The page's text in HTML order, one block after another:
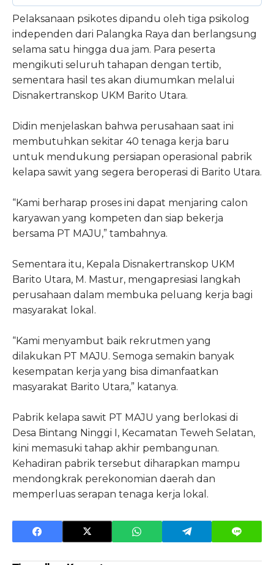
Pelaksanaan psikotes dipandu oleh tiga psikolog
independen dari Palangka Raya dan berlangsung
selama satu hingga dua jam. Para peserta
mengikuti seluruh tahapan dengan tertib,
sementara hasil tes akan diumumkan melalui
Disnakertranskop UKM Barito Utara.
Didin menjelaskan bahwa perusahaan saat ini
membutuhkan sekitar 40 tenaga kerja baru
untuk mendukung persiapan operasional pabrik
kelapa sawit yang segera beroperasi di Barito Utara.
“Kami berharap proses ini dapat menjaring calon
karyawan yang kompeten dan siap bekerja
bersama PT MAJU,” tambahnya.
Sementara itu, Kepala Disnakertranskop UKM
Barito Utara, M. Mastur, mengapresiasi langkah
perusahaan dalam membuka peluang kerja bagi
masyarakat lokal.
“Kami menyambut baik rekrutmen yang
dilakukan PT MAJU. Semoga semakin banyak
kesempatan kerja yang bisa dimanfaatkan
masyarakat Barito Utara,” katanya.
Pabrik kelapa sawit PT MAJU yang berlokasi di
Desa Bintang Ninggi I, Kecamatan Teweh Selatan,
kini memasuki tahap akhir pembangunan.
Kehadiran pabrik tersebut diharapkan mampu
mendongkrak perekonomian daerah dan
memperluas serapan tenaga kerja lokal.